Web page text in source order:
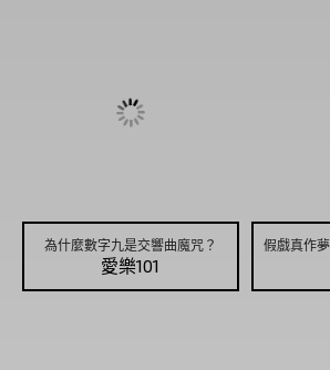
為什麼數字九是交響曲魔咒？
愛樂101